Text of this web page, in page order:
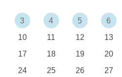
3
4 5 6
10
11 12 13
17
18 19 20
24
25 26 27